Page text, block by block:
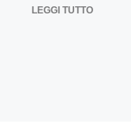
LEGGI TUTTO